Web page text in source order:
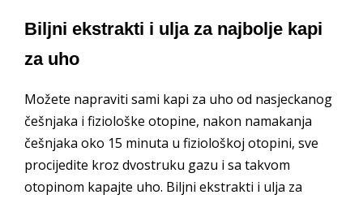
Biljni ekstrakti i ulja za najbolje kapi
za uho
Možete napraviti sami kapi za uho od nasjeckanog
češnjaka i fiziološke otopine, nakon namakanja
češnjaka oko 15 minuta u fiziološkoj otopini, sve
procijedite kroz dvostruku gazu i sa takvom
otopinom kapajte uho. Biljni ekstrakti i ulja za